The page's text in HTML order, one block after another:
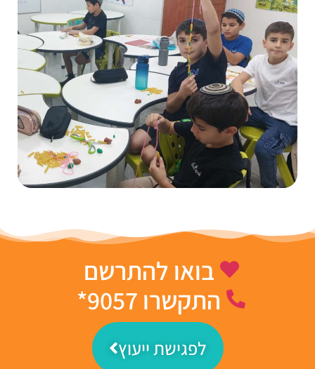
בואו להתרשם
התקשרו 9057*
לפגישת ייעוץ